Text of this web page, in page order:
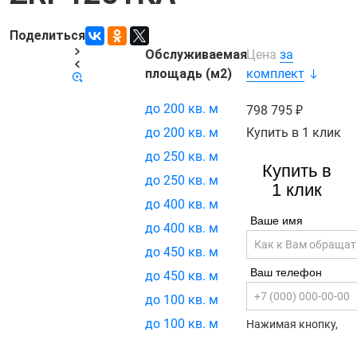
Поделиться
Код товара: Цена за
комплект
798 795
Купить в 1 клик
Купить в
1 клик
Ваше имя
Ваш телефон
Нажимая кнопку,
Обслуживаемая
площадь (м2)
до 200 кв. м
до 200 кв. м
до 250 кв. м
до 250 кв. м
до 400 кв. м
до 400 кв. м
до 450 кв. м
до 450 кв. м
до 100 кв. м
до 100 кв. м